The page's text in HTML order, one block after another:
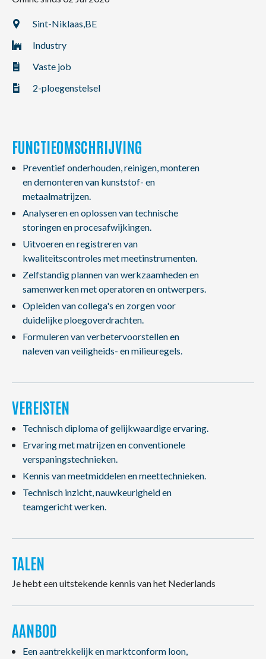
Sint-Niklaas,BE
Industry
Vaste job
2-ploegenstelsel
FUNCTIEOMSCHRIJVING
Preventief onderhouden, reinigen, monteren
en demonteren van kunststof- en
metaalmatrijzen.
Analyseren en oplossen van technische
storingen en procesafwijkingen.
Uitvoeren en registreren van
kwaliteitscontroles met meetinstrumenten.
Zelfstandig plannen van werkzaamheden en
samenwerken met operatoren en ontwerpers.
Opleiden van collega's en zorgen voor
duidelijke ploegoverdrachten.
Formuleren van verbetervoorstellen en
naleven van veiligheids- en milieuregels.
VEREISTEN
Technisch diploma of gelijkwaardige ervaring.
Ervaring met matrijzen en conventionele
verspaningstechnieken.
Kennis van meetmiddelen en meettechnieken.
Technisch inzicht, nauwkeurigheid en
teamgericht werken.
TALEN
Je hebt een uitstekende kennis van het Nederlands
AANBOD
Een aantrekkelijk en marktconform loon,